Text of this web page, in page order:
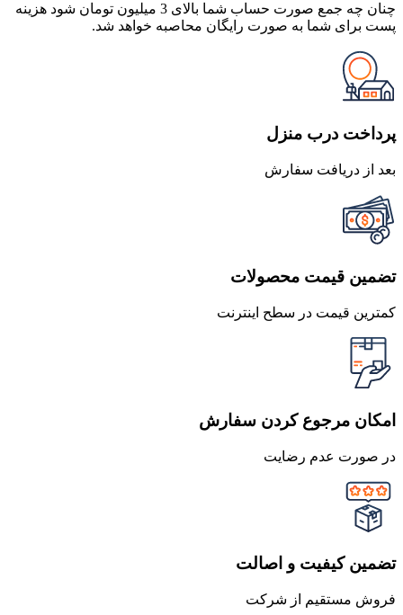
چنان چه جمع صورت حساب شما بالای 3 میلیون تومان شود هزینه
پست برای شما به صورت رایگان محاصبه خواهد شد.
پرداخت درب منزل
بعد از دریافت سفارش
تضمین قیمت محصولات
کمترین قیمت در سطح اینترنت
امکان مرجوع کردن سفارش
در صورت عدم رضایت
تضمین کیفیت و اصالت
فروش مستقیم از شرکت